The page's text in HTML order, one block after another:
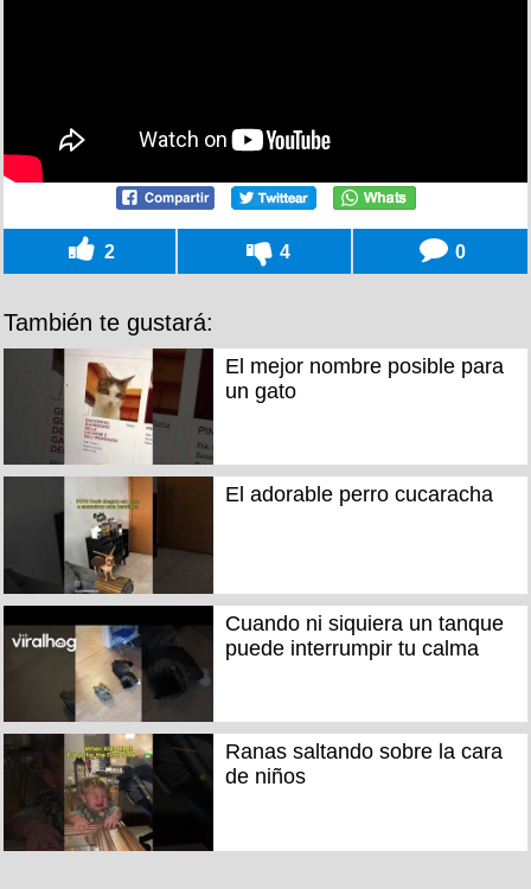
2 4 0
También te gustará:
El mejor nombre posible para
un gato
El adorable perro cucaracha
Cuando ni siquiera un tanque
puede interrumpir tu calma
Ranas saltando sobre la cara
de niños